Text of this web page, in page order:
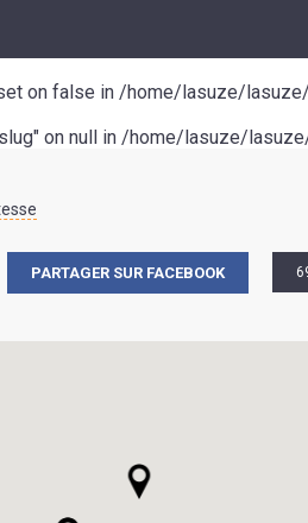
on false in /home/lasuze/
on null in /home/lasuze/
PARTAGER SUR FACEBOOK